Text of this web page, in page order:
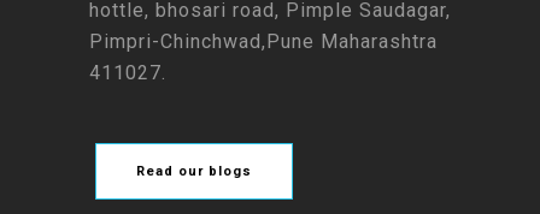
hottle, bhosari road, Pimple Saudagar,
Pimpri-Chinchwad,Pune Maharashtra
411027.
Read our blogs